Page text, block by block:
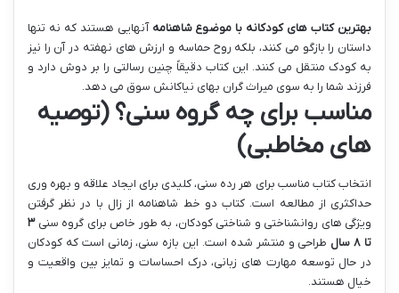
بهترین کتاب های کودکانه با موضوع شاهنامه آنهایی هستند که نه تنها
داستان را بازگو می کنند، بلکه روح حماسه و ارزش های نهفته در آن را نیز
به کودک منتقل می کنند. این کتاب دقیقاً چنین رسالتی را بر دوش دارد و
فرزند شما را به سوی میراث گران بهای نیاکانش سوق می دهد.
مناسب برای چه گروه سنی؟ (توصیه
های مخاطبی)
انتخاب کتاب مناسب برای هر رده سنی، کلیدی برای ایجاد علاقه و بهره وری
حداکثری از مطالعه است. کتاب دو خط شاهنامه از زال با در نظر گرفتن
ویژگی های روانشناختی و شناختی کودکان، به طور خاص برای گروه سنی۳
تا ۸ سال
طراحی و منتشر شده است. این بازه سنی، زمانی است که کودکان
در حال توسعه مهارت های زبانی، درک احساسات و تمایز بین واقعیت و
خیال هستند.